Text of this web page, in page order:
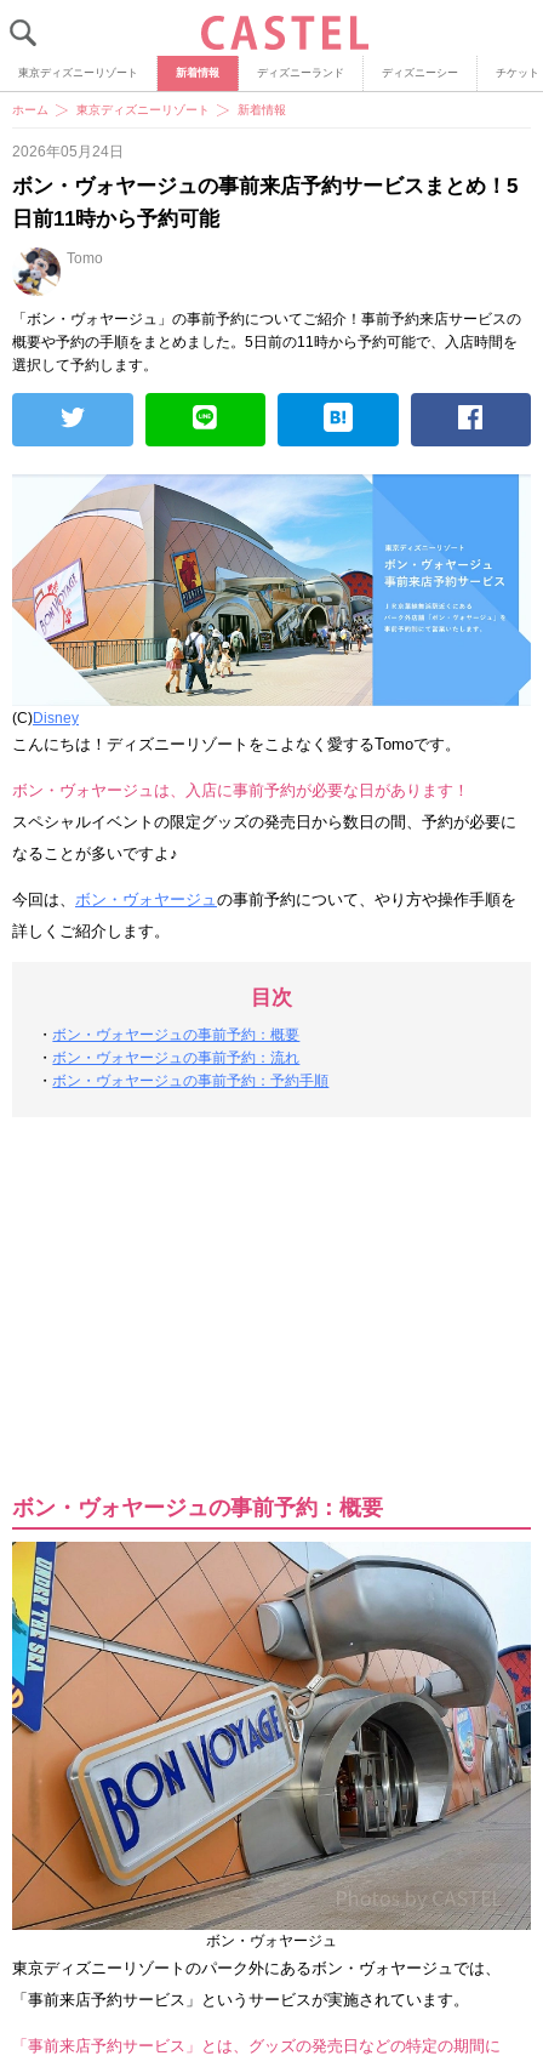
東京ディズニーリゾート 新着情報 ディズニーランド ディズニーシー チケット
ホーム 東京ディズニーリゾート 新着情報
2026年05月24日
ボン・ヴォヤージュの事前来店予約サービスまとめ！5
日前11時から予約可能
Tomo
「ボン・ヴォヤージュ」の事前予約についてご紹介！事前予約来店サービスの
概要や予約の手順をまとめました。5日前の11時から予約可能で、入店時間を
選択して予約します。
(C)Disney
こんにちは！ディズニーリゾートをこよなく愛するTomoです。
ボン・ヴォヤージュは、入店に事前予約が必要な日があります！
スペシャルイベントの限定グッズの発売日から数日の間、予約が必要に
なることが多いですよ♪
今回は、 ボン・ヴォヤージュ の事前予約について、やり方や操作手順を
詳しくご紹介します。
目次
・ ボン・ヴォヤージュの事前予約：概要
・ ボン・ヴォヤージュの事前予約：流れ
・ ボン・ヴォヤージュの事前予約：予約手順
ボン・ヴォヤージュの事前予約：概要
ボン・ヴォヤージュ
東京ディズニーリゾートのパーク外にあるボン・ヴォヤージュでは、
「事前来店予約サービス」というサービスが実施されています。
「事前来店予約サービス」とは、グッズの発売日などの特定の期間に